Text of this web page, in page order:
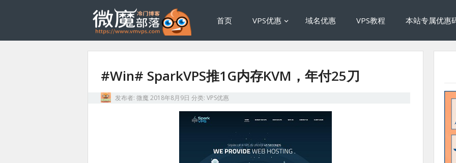
首页 VPS优惠 域名优惠 VPS教程 本站专属优惠
#Win# SparkVPS推1G内存KVM，年付25刀
发布者: 微魔 2018年8月9日 分类: VPS优惠